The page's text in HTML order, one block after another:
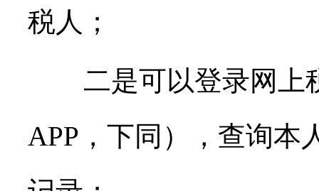
税人；
二是可以登录网上
APP，下同），查询本